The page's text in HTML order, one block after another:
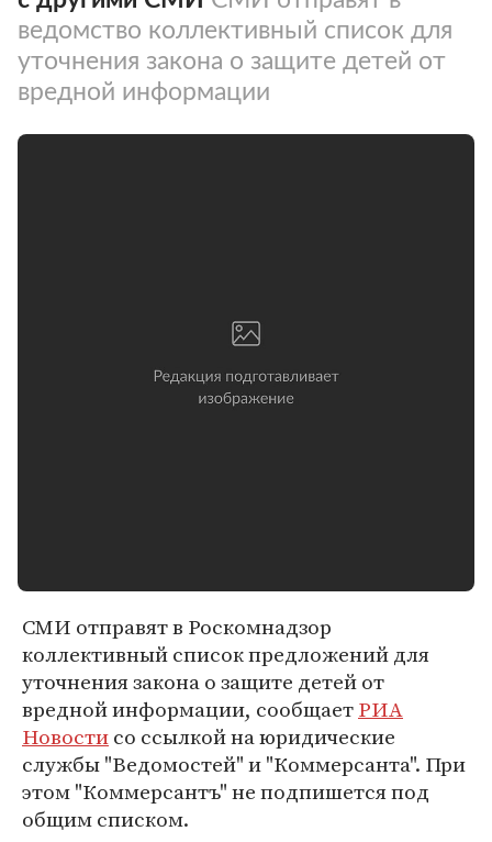
ведомство коллективный список для
уточнения закона о защите детей от
вредной информации
СМИ отправят в Роскомнадзор
коллективный список предложений для
уточнения закона о защите детей от
вредной информации, сообщаетРИА
Новостисо ссылкой на юридические
службы "Ведомостей" и "Коммерсанта". При
этом "Коммерсантъ" не подпишется под
общим списком.